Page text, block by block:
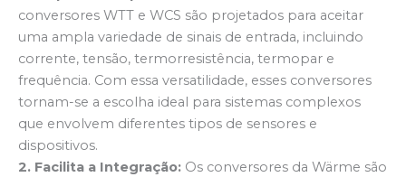
conversores WTT e WCS são projetados para aceitar
uma ampla variedade de sinais de entrada, incluindo
corrente, tensão, termorresistência, termopar e
frequência. Com essa versatilidade, esses conversores
tornam-se a escolha ideal para sistemas complexos
que envolvem diferentes tipos de sensores e
dispositivos.
2. Facilita a Integração: Os conversores da Wärme são